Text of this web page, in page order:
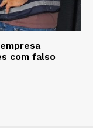
com falso